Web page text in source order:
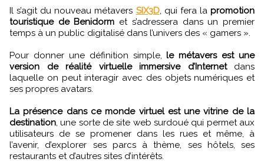
Il s’agit du nouveau métavers SIX3D, qui fera lapromotion
touristique de Benidorm et s’adressera dans un premier
temps à un public digitalisé dans l’univers des « gamers ».
Pour donner une définition simple, le métavers est une
version de réalité virtuelle immersive d’Internetdans
laquelle on peut interagir avec des objets numériques et
ses propres avatars.
La présence dans ce monde virtuel est une vitrine de la
destination , une sorte de site web surdoué qui permet aux
utilisateurs de se promener dans les rues et même, à
l’avenir, d’explorer ses parcs à thème, ses hôtels, ses
restaurants et d’autres sites d’intérêts.